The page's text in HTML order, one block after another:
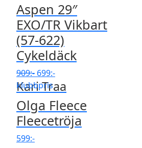
var:
969:-.
är:
649:-.
Aspen 29″
EXO/TR Vikbart
(57-622)
Cykeldäck
909:- Det
ursprungliga
var:
909:-.
699:-Det
nuvarande
är:
699:-.
klubbpris
Kari Traa
Olga Fleece
Fleecetröja
599:-